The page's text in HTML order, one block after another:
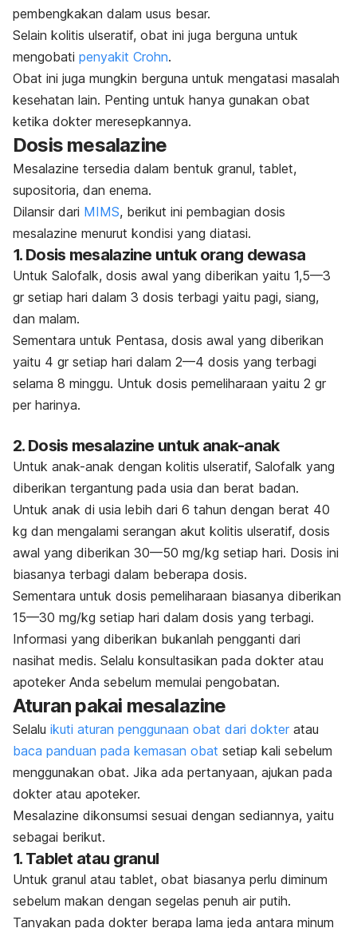
pembengkakan dalam usus besar.
Selain kolitis ulseratif, obat ini juga berguna untuk
mengobati penyakit Crohn.
Obat ini juga mungkin berguna untuk mengatasi masalah
kesehatan lain. Penting untuk hanya gunakan obat
ketika dokter meresepkannya.
Dosis mesalazine
Mesalazine tersedia dalam bentuk granul, tablet,
supositoria, dan enema.
Dilansir dari MIMS, berikut ini pembagian dosis
mesalazine menurut kondisi yang diatasi.
1. Dosis mesalazine untuk orang dewasa
Untuk Salofalk, dosis awal yang diberikan yaitu 1,5—3
gr setiap hari dalam 3 dosis terbagi yaitu pagi, siang,
dan malam.
Sementara untuk Pentasa, dosis awal yang diberikan
yaitu 4 gr setiap hari dalam 2—4 dosis yang terbagi
selama 8 minggu. Untuk dosis pemeliharaan yaitu 2 gr
per harinya.
2. Dosis mesalazine untuk anak-anak
Untuk anak-anak dengan kolitis ulseratif, Salofalk yang
diberikan tergantung pada usia dan berat badan.
Untuk anak di usia lebih dari 6 tahun dengan berat 40
kg dan mengalami serangan akut kolitis ulseratif, dosis
awal yang diberikan 30—50 mg/kg setiap hari. Dosis ini
biasanya terbagi dalam beberapa dosis.
Sementara untuk dosis pemeliharaan biasanya diberikan
15—30 mg/kg setiap hari dalam dosis yang terbagi.
Informasi yang diberikan bukanlah pengganti dari
nasihat medis. Selalu konsultasikan pada dokter atau
apoteker Anda sebelum memulai pengobatan.
Aturan pakai mesalazine
Selalu ikuti aturan penggunaan obat dari dokter atau
baca panduan pada kemasan obat setiap kali sebelum
menggunakan obat. Jika ada pertanyaan, ajukan pada
dokter atau apoteker.
Mesalazine dikonsumsi sesuai dengan sediannya, yaitu
sebagai berikut.
1. Tablet atau granul
Untuk granul atau tablet, obat biasanya perlu diminum
sebelum makan dengan segelas penuh air putih.
Tanyakan pada dokter berapa lama jeda antara minum